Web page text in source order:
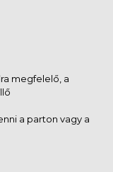
megfelelő, a
a parton vagy a